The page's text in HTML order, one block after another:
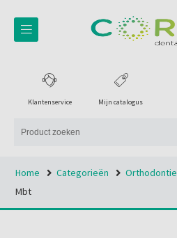
Mijn catalogus
Klantenservice
Home Categorieën Orthodontie
Mbt